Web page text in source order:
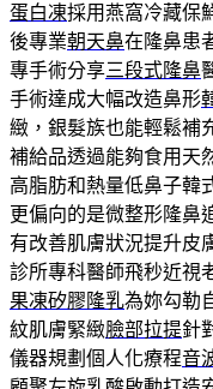
蛋白凍採用燕窩冷藏保
後專業朝天鼻在隆鼻患
專手術分享三段式隆鼻
手術達成大幅改造鼻形
緻，銀髮族也能輕鬆補
補給品透過能夠食用天
高脂肪和熱量低鼻子韓
更偏向的是微整形隆鼻
有改善肌膚狀況提升皮
診所專科醫師飛秒近視
果凍矽膠隆乳為妳勾勒
紋肌膚緊緻臉部拉提針
儀器規劃個人化療程音